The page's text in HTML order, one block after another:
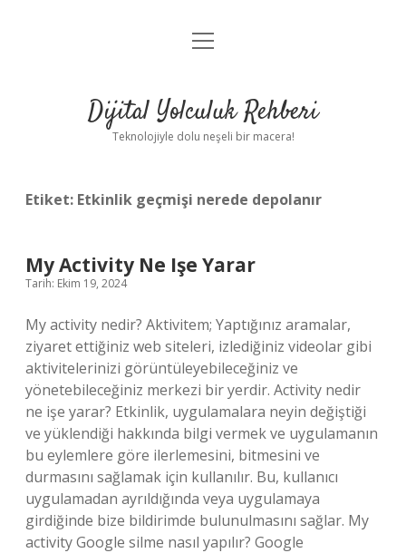
Anasayfa
Yasal Uyarı
menüyü
Dijital Yolculuk Rehberi
Teknolojiyle dolu neşeli bir macera!
Etiket: Etkinlik geçmişi nerede depolanır
My Activity Ne Işe Yarar
Tarih: Ekim 19, 2024
My activity nedir? Aktivitem; Yaptığınız aramalar,
ziyaret ettiğiniz web siteleri, izlediğiniz videolar gibi
aktivitelerinizi görüntüleyebileceğiniz ve
yönetebileceğiniz merkezi bir yerdir. Activity nedir
ne işe yarar? Etkinlik, uygulamalara neyin değiştiği
ve yüklendiği hakkında bilgi vermek ve uygulamanın
bu eylemlere göre ilerlemesini, bitmesini ve
durmasını sağlamak için kullanılır. Bu, kullanıcı
uygulamadan ayrıldığında veya uygulamaya
girdiğinde bize bildirimde bulunulmasını sağlar. My
activity Google silme nasıl yapılır? Google